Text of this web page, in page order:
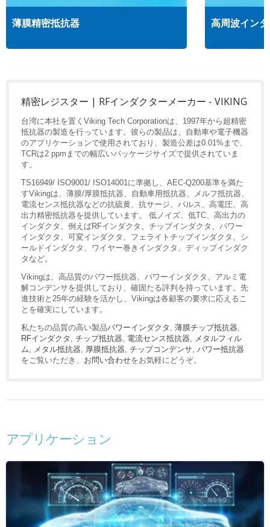
薄膜精密抵抗器 高周波イン
精密レジスター | RFインダクターメーカー - VIKING
台湾に本社を置くViking Tech Corporationは、1997年から超精密
抵抗器の製造を行っています。彼らの製品は、自動車や電子機器
のアプリケーションで使用されており、製造公差は0.01%まで、
TCRは2 ppmまでの幅広いパッケージサイズで提供されていま
す。
TS16949/ ISO9001/ ISO14001に準拠し、AEC-Q200基準を満た
すVikingは、薄膜/厚膜抵抗器、自動車用抵抗器、メルフ抵抗器、
電流センス抵抗器などの抗硫黄、抗サージ、パルス、高電圧、高
出力精密抵抗器を提供しています。 低ノイズ、低TC、高出力の
インダクタ、例えばRFインダクタ、チップインダクタ、パワー
インダクタ、可変インダクタ、フェライトチップインダクタ、シ
ールドインダクタ、ワイヤー巻きインダクタ、ディップインダク
タなど。
Vikingは、高品質のパワー抵抗器、パワーインダクタ、アルミ電
解コンデンサを提供しており、確固たる評判を持っています。先
進技術と25年の経験を活かし、Vikingは各顧客の要求に応えるこ
とを確実にしています。
私たちの品質の高い製品パワーインダクタ 薄膜チップ抵抗器
RFインダクタ
チップ抵抗器 電流センス抵抗器
メタルフィル
ム
メタル抵抗器 厚膜抵抗器 チップコンデンサ パワー抵抗器
をご覧いただき、 お問い合わせをお気軽にどうぞ。
アプリケーション